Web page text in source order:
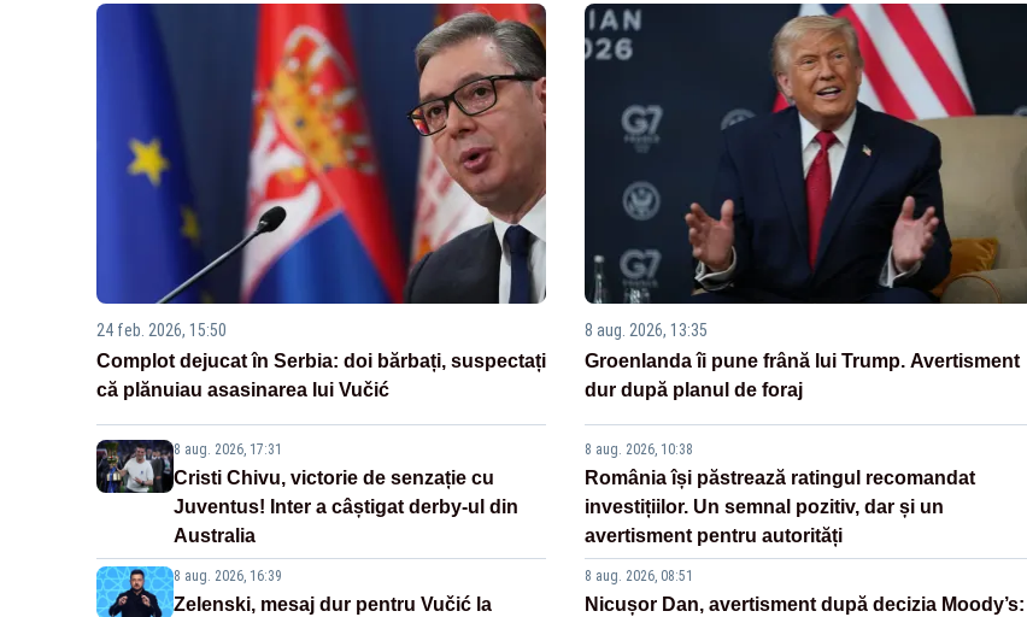
24 feb. 2026, 15:50
Complot dejucat în Serbia: doi bărbați, suspectați
că plănuiau asasinarea lui Vučić
8 aug. 2026, 17:31
Cristi Chivu, victorie de senzație cu
Juventus! Inter a câștigat derby-ul din
Australia
8 aug. 2026, 16:39
Zelenski, mesaj dur pentru Vučić la
8 aug. 2026, 13:35
Groenlanda îi pune frână lui Trump. Avertisment
dur după planul de foraj
8 aug. 2026, 10:38
România își păstrează ratingul recomandat
investițiilor. Un semnal pozitiv, dar și un
avertisment pentru autorități
8 aug. 2026, 08:51
Nicușor Dan, avertisment după decizia Moody’s: